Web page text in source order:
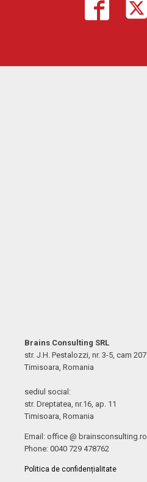
Brains Consulting SRL
str. J.H. Pestalozzi, nr. 3-5, cam 207
Timisoara, Romania
sediul social:
str. Dreptatea, nr.16, ap. 11
Timisoara, Romania
Email: office @ brainsconsulting.ro
Phone: 0040 729 478762
Politica de confidențialitate